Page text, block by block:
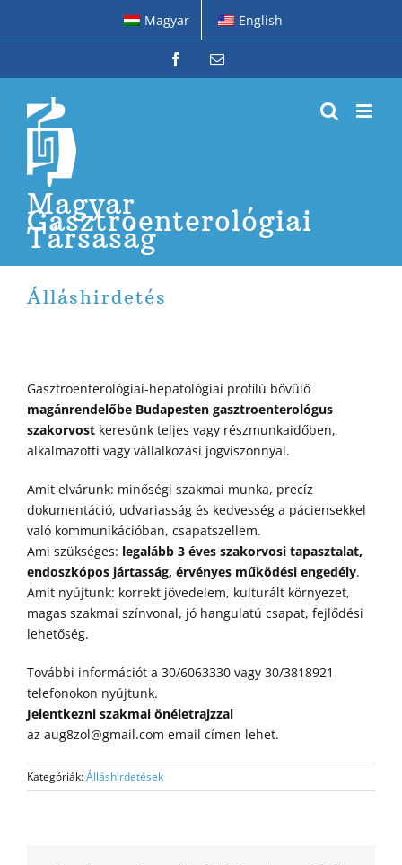
Magyar English
FacebookEmail:
Magyar
Gasztroenterológiai
Társaság
Álláshirdetés
Gasztroenterológiai-hepatológiai profilú bővülő
magánrendelőbe Budapesten gasztroenterológus
szakorvost keresünk teljes vagy részmunkaidőben,
alkalmazotti vagy vállalkozási jogviszonnyal.
Amit elvárunk: minőségi szakmai munka, precíz
dokumentáció, udvariasság és kedvesség a páciensekkel
való kommunikációban, csapatszellem.
Ami szükséges: legalább 3 éves szakorvosi tapasztalat,
endoszkópos jártasság, érvényes működési engedély.
Amit nyújtunk: korrekt jövedelem, kulturált környezet,
magas szakmai színvonal, jó hangulatú csapat, fejlődési
lehetőség.
További információt a 30/6063330 vagy 30/3818921
telefonokon nyújtunk.
Jelentkezni szakmai önéletrajzzal
az aug8zol@gmail.com email címen lehet.
Kategóriák:Álláshirdetések